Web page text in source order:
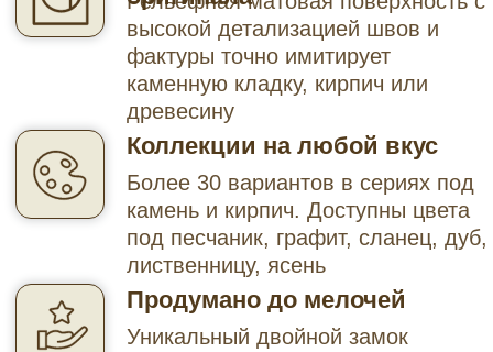
Продукция сертифицирована в РФ,
экологически безопасна, не
поддерживает горение. Срок
КАТАЛОГ ФАСАДНЫХ
ПАНЕЛЕЙ Ю-ПЛАСТ
В каталоге вы найдете полный
ассортимент фасадных панелей от Ю-
Пласт для отделки дома. Подберите цвет
и текстуру, соответствующие вашему